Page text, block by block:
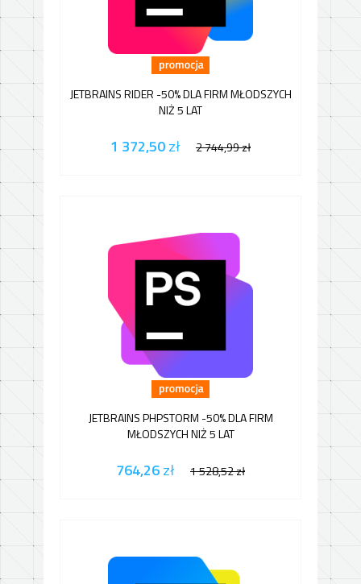
JETBRAINS RIDER -50% DLA FIRM MŁODSZYCH
NIŻ 5 LAT
1 372,50zł 2 744,99zł
JETBRAINS PHPSTORM -50% DLA FIRM
MŁODSZYCH NIŻ 5 LAT
764,26zł 1 528,52zł